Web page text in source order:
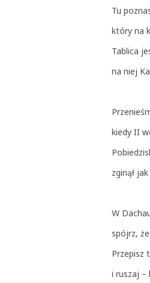
Tu
który na
Tablica
na niej
kiedy II
zginął
W
spójrz,
i ruszaj –